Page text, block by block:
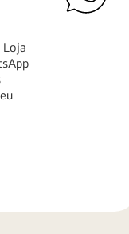
Loja